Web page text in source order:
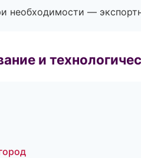
необходимости —
и